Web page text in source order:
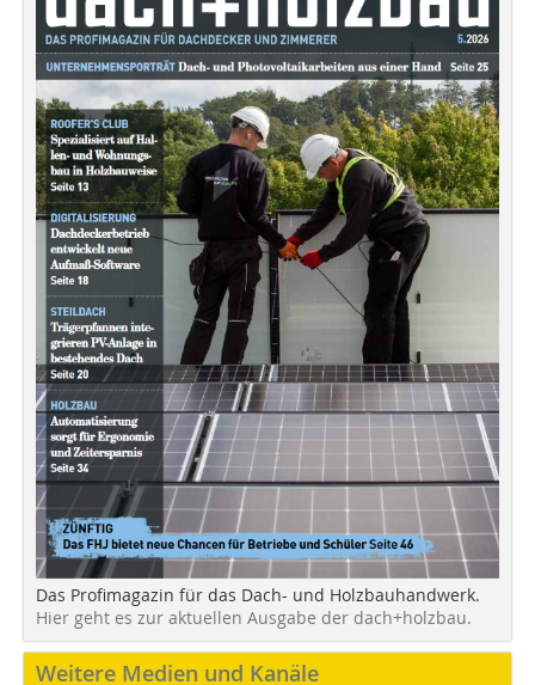
Das Profimagazin für das Dach- und Holzbauhandwerk.
Hier geht es zur aktuellen Ausgabe der dach+holzbau.
Weitere Medien und Kanäle